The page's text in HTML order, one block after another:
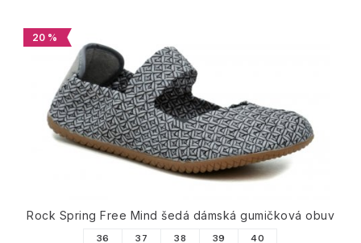
20 %
Rock Spring Free Mind šedá dámská gumičková obuv
36 37 38 39 40